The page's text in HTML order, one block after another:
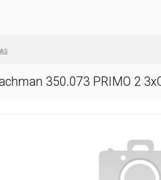
350.073 PRIMO 2